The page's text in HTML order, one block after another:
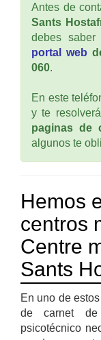
Antes de
Sants
debes
portal web
060.
En este
y te
paginas de
algunos te
Hemos
centros
Centre
Sants
En uno de
de carnet
psicotécnico